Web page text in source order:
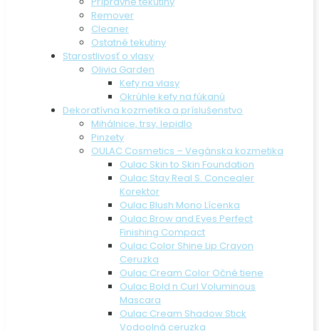
Remover
Cleaner
Ostatné tekutiny
Starostlivosť o vlasy
Olivia Garden
Kefy na vlasy
Okrúhle kefy na fúkanú
Dekoratívna kozmetika a príslušenstvo
Mihálnice, trsy, lepidlo
Pinzety
OULAC Cosmetics – Vegánska kozmetika
Oulac Skin to Skin Foundation
Oulac Stay Real S. Concealer
Korektor
Oulac Blush Mono Lícenka
Oulac Brow and Eyes Perfect
Finishing Compact
Oulac Color Shine Lip Crayon
Ceruzka
Oulac Cream Color Očné tiene
Oulac Bold n Curl Voluminous
Mascara
Oulac Cream Shadow Stick
Vodoolná ceruzka